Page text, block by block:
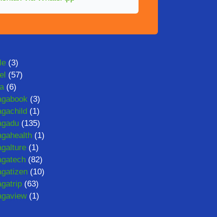
(3)
(57)
(6)
(3)
(1)
(135)
(1)
(1)
(82)
(10)
(63)
(1)